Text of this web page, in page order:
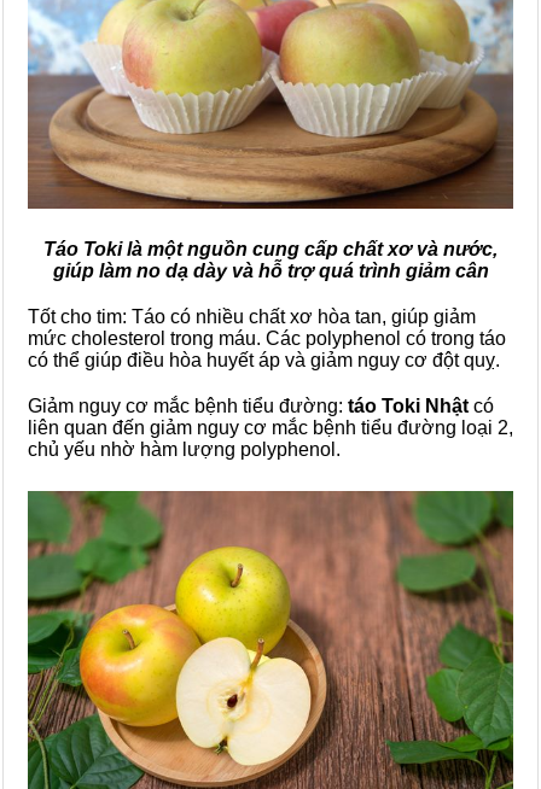
Táo Toki là một nguồn cung cấp chất xơ và nước,
giúp làm no dạ dày và hỗ trợ quá trình giảm cân
Tốt cho tim: Táo có nhiều chất xơ hòa tan, giúp giảm
mức cholesterol trong máu. Các polyphenol có trong táo
có thể giúp điều hòa huyết áp và giảm nguy cơ đột quỵ.
Giảm nguy cơ mắc bệnh tiểu đường: táo Toki Nhật có
liên quan đến giảm nguy cơ mắc bệnh tiểu đường loại 2,
chủ yếu nhờ hàm lượng polyphenol.